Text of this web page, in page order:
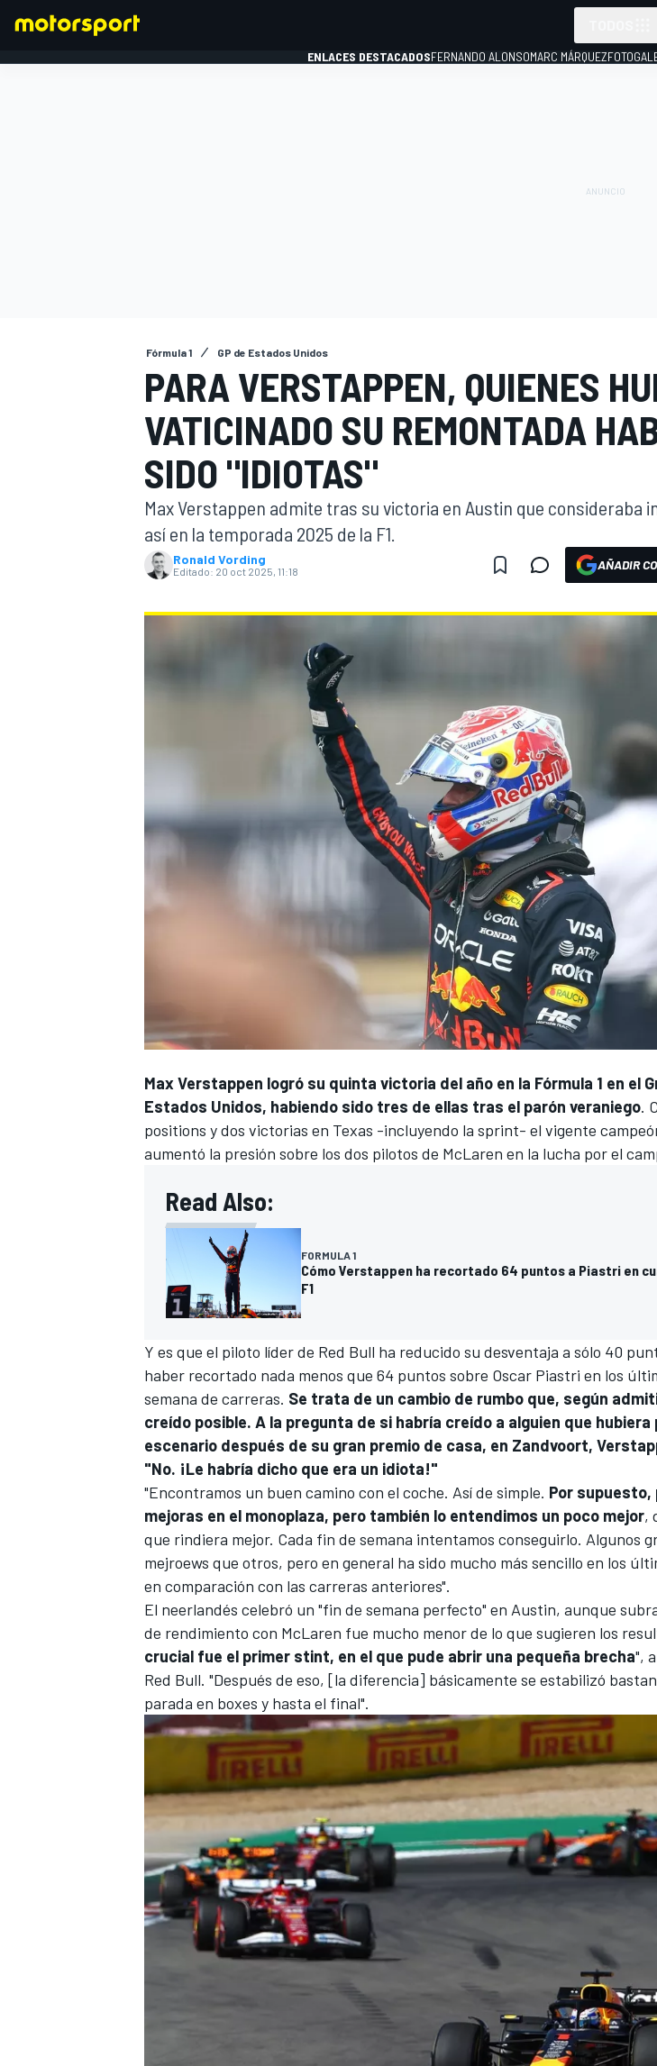
FÓRMULA E
MÁS CATEGORÍAS
ENLACES DESTACADOSFERNANDO ALONSOMARC MÁRQUEZ
Fórmula 1 GP de Estados Unidos
PARA VERSTAPPEN, QUIENES
VATICINADO SU REMONTADA
SIDO "IDIOTAS"
Max Verstappen admite tras su victoria en Austin que consideraba
así en la temporada 2025 de la F1.
Ronald Vording
Editado: 20 oct 2025, 11:18 AÑADIR
Max Verstappen logró su quinta victoria del año en la Fórmula 1 en el
Estados Unidos, habiendo sido tres de ellas tras el parón veraniego.
positions y dos victorias en Texas -incluyendo la sprint- el vigente
aumentó la presión sobre los dos pilotos de McLaren en la lucha por el
Read Also:
FORMULA 1
Cómo Verstappen ha recortado 64 puntos a Piastri en
F1
Y es que el piloto líder de Red Bull ha reducido su desventaja a sólo 40
haber recortado nada menos que 64 puntos sobre Oscar Piastri en los
semana de carreras. Se trata de un cambio de rumbo que, según
creído posible. A la pregunta de si habría creído a alguien que
escenario después de su gran premio de casa, en Zandvoort,
"No. ¡Le habría dicho que era un idiota!"
"Encontramos un buen camino con el coche. Así de simple. Por supuesto,
mejoras en el monoplaza, pero también lo entendimos un poco mejor,
que rindiera mejor. Cada fin de semana intentamos conseguirlo. Algunos
mejroews que otros, pero en general ha sido mucho más sencillo en los
en comparación con las carreras anteriores".
El neerlandés celebró un "fin de semana perfecto" en Austin, aunque
de rendimiento con McLaren fue mucho menor de lo que sugieren los
crucial fue el primer stint, en el que pude abrir una pequeña brecha",
Red Bull. "Después de eso, [la diferencia] básicamente se estabilizó
parada en boxes y hasta el final".